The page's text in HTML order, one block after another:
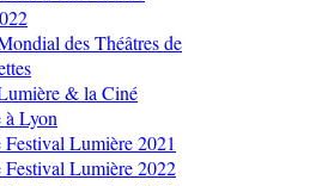
des Théâtres de
& la Ciné
à Lyon
Festival Lumière 2021
Festival Lumière 2022